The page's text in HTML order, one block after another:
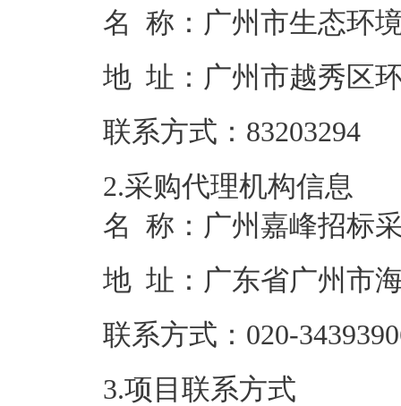
名 称： 广州市生态环
地 址： 广州市越秀区
联系方式： 83203294
2.采购代理机构信息
名 称： 广州嘉峰招标
地 址： 广东省广州市
联系方式： 020-
3.项目联系方式